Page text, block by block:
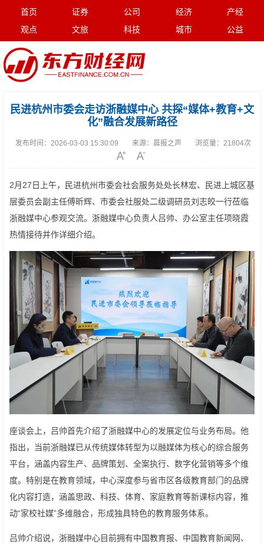
首页 证券 公司 经济
产经
观点
文旅 科技 城市 公益
民进杭州市委会走访浙融媒中心 共探“媒体+教育+文
化”融合发展新路径
发布时间： 2026-03-03 15:30:09 来源： 晨报之声 浏览量： 21804次
2月27日上午，民进杭州市委会社会服务处处长林宏、民进上城区基
层委员会副主任傅昕辉、市委会社服处二级调研员刘志皎一行莅临
浙融媒中心参观交流。浙融媒中心负责人吕帅、办公室主任项晓霞
热情接待并作详细介绍。
座谈会上，吕帅首先介绍了浙融媒中心的发展定位与业务布局。他
指出，当前浙融媒已从传统媒体转型为以融媒体为核心的综合服务
平台，涵盖内容生产、品牌策划、全案执行、数字化营销等多个维
度。特别是在教育领域，中心深度参与省市区各级教育部门的品牌
化内容打造，涵盖思政、科技、体育、家庭教育等新课标内容，推
动“家校社媒”多维融合，形成独具特色的教育服务体系。
吕帅介绍说，浙融媒中心目前拥有中国教育报、中国教育新闻网、